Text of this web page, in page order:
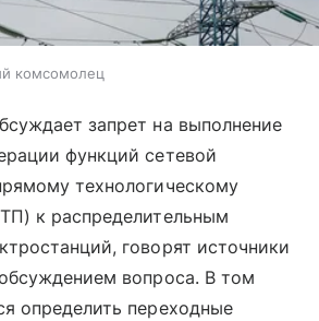
комсомолец
запрет на выполнение
функций сетевой
технологическому
к распределительным
говорят источники
вопроса. В том
определить переходные